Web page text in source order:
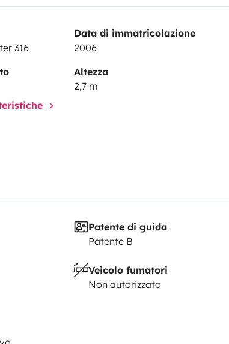
316
Data di immatricolazione
2006
Altezza
2,7 m
Patente di guida
Patente B
Veicolo fumatori
Non autorizzato